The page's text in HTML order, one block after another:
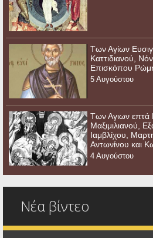
Των Αγίων
Καττιδιανού,
Επισκόπου
5 Αυγούστου
Των Αγιων
Μαξιμιλιανού,
Ιαμβλίχου,
Αντωνίνου και
4 Αυγούστου
Νέα βίντεο